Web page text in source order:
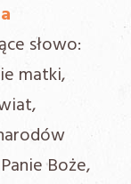
słowo:
matki,
Boże,